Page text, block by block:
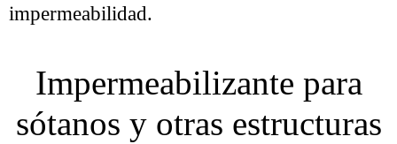
impermeabilidad.
Impermeabilizante para
sótanos y otras estructuras